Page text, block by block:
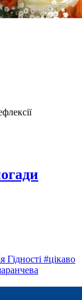
Гідності #цікаво